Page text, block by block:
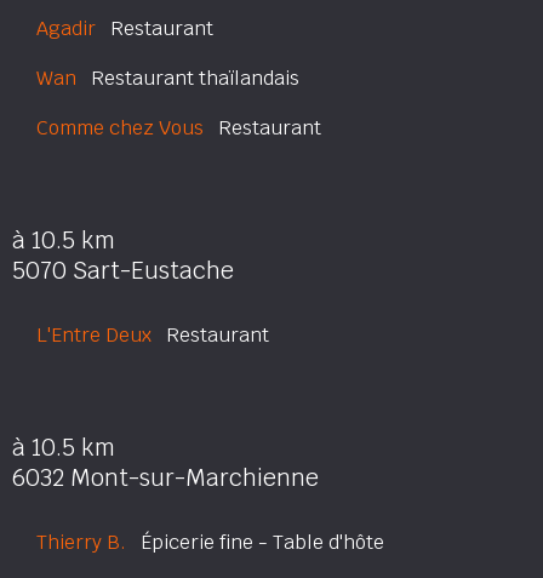
Agadir Restaurant
Wan Restaurant thaïlandais
Comme chez Vous Restaurant
à 10.5 km
5070 Sart-Eustache
L'Entre Deux Restaurant
à 10.5 km
6032 Mont-sur-Marchienne
Thierry B. Épicerie fine - Table d'hôte